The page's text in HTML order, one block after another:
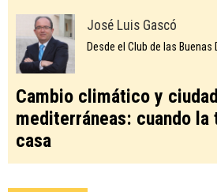
José Luis Gascó
Desde el Club de las
Cambio climático y
mediterráneas: cuando la
casa